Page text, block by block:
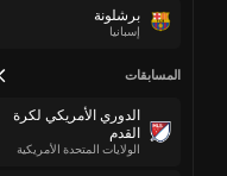
برشلونة
إسبانيا
المسابقات
الدوري الأمريكي لكرة
القدم
الولايات المتحدة الأمريكية